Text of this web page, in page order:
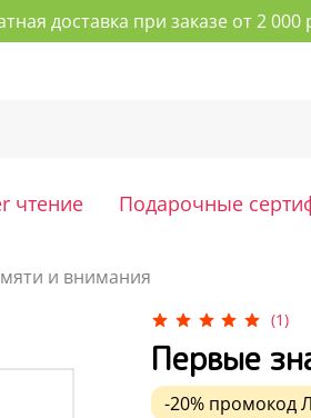
доставка при заказе от 2 000
чтение Подарочные
и внимания
(1)
Первые
-20% промокод